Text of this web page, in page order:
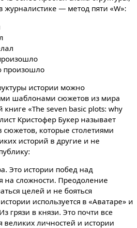
журналистике — метод пяти «W»:
произошло
истории можно
шаблонами сюжетов из мира
книге «The seven basic plots: why
Кристофер Букер называет
которые столетиями
историй в другие и не
Это истории побед над
на сложности. Преодоление
целей и не бояться
используется в «Аватаре» и
грязи в князи. Это почти все
великих личностей и истории